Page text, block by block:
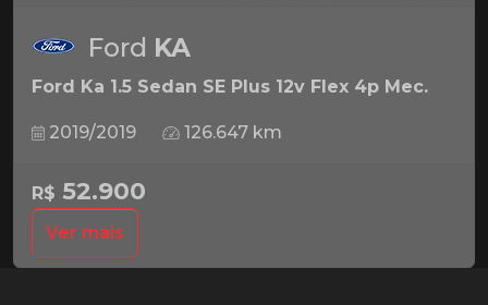
Ford KA
Ford Ka 1.5 Sedan SE Plus 12v Flex 4p Mec.
2019/2019 126.647 km
R$ 52.900
Ver mais